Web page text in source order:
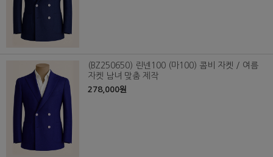
(BZ250650) 린넨100 (마100) 콤비 자켓 / 여름
자켓 남녀 맞춤 제작
278,000원